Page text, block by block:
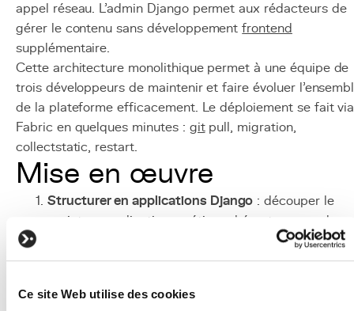
Ce site Web utilise des cookies
appel réseau. L'admin Django permet aux rédacteurs de
gérer le contenu sans développementfrontend
supplémentaire.
Cette architecture monolithique permet à une équipe de
trois développeurs de maintenir et faire évoluer
de la plateforme efficacement. Le déploiement se fait via
Fabric en quelques minutes : gitpull, migration,
collectstatic, restart.
Mise en œuvre
Structurer en applications Django : découper le
projet en applications métier cohérentes avec des
Séparer les couches: distinguer la logique métier
l'accès aux données (modèles).